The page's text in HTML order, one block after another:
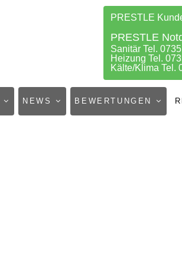
PRESTLE
PRESTLE
Sanitär Tel.
Heizung Tel.
Kälte/Klima Tel.
NEWS BEWERTUNGEN